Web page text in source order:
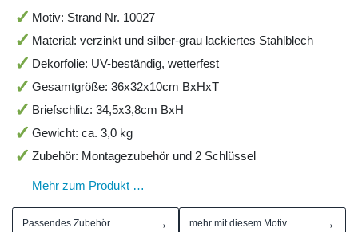
Motiv: Strand Nr. 10027
Material: verzinkt und silber-grau lackiertes Stahlblech
Dekorfolie: UV-beständig, wetterfest
Gesamtgröße: 36x32x10cm BxHxT
Briefschlitz: 34,5x3,8cm BxH
Gewicht: ca. 3,0 kg
Zubehör: Montagezubehör und 2 Schlüssel
Mehr zum Produkt …
Passendes Zubehör → mehr mit diesem Motiv →